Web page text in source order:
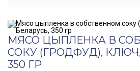
МЯСО ЦЫПЛЕНКА В
СОКУ (ГРОДФУД),
350 ГР